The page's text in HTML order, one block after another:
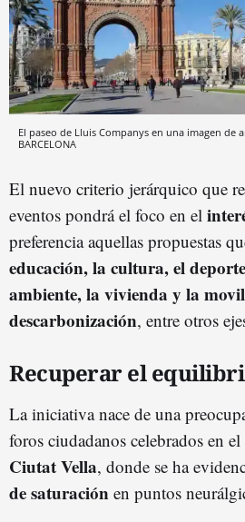
El paseo de Lluis Companys en una imagen de
BARCELONA
El nuevo criterio jerárquico que
eventos pondrá el foco en el
preferencia aquellas propuestas
educación, la cultura, el
ambiente, la vivienda y la
descarbonización, entre otros
Recuperar el
La iniciativa nace de una
foros ciudadanos celebrados en
Ciutat Vella, donde se ha
de saturación en puntos